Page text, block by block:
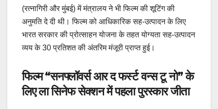
(रत्नागिरी और मुंबई) में मंत्रालय ने भी फिल्म की शूटिंग की
अनुमति दे दी थी। फिल्म को आधिकारिक सह-उत्पादन के लिए
भारत सरकार की प्रोत्साहन योजना के तहत योग्यता सह-उत्पादन
व्यय के 30 प्रतिशत की अंतरिम मंजूरी प्राप्‍त हुई।
फिल्म “सनफ्लॉवर्स आर द फर्स्ट वन्स टू नो” के
लिए ला सिनेफ सेक्शन में पहला पुरस्कार जीता